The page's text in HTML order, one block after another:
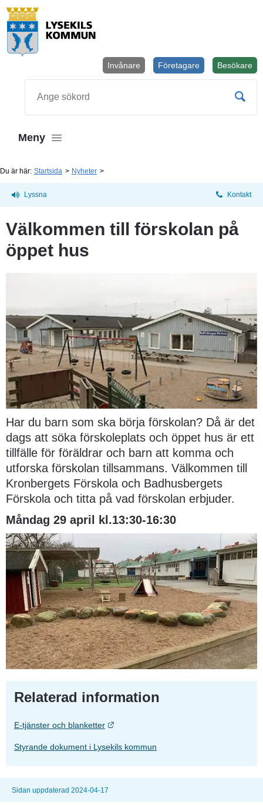
Besökare
Företagare
Invånare
Meny
Du är här: Startsida Nyheter
Lyssna Kontakt
Välkommen till förskolan på
öppet hus
Har du barn som ska börja förskolan? Då är det
dags att söka förskoleplats och öppet hus är ett
tillfälle för föräldrar och barn att komma och
utforska förskolan tillsammans. Välkommen till
Kronbergets Förskola och Badhusbergets
Förskola och titta på vad förskolan erbjuder.
Måndag 29 april kl.13:30-16:30
Relaterad information
E-tjänster och blanketter Länk till annan webbplats.
Styrande dokument i Lysekils kommun
Sidan uppdaterad 2024-04-17